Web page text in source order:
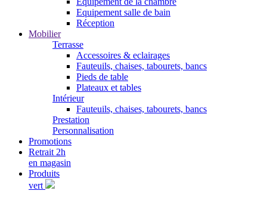
Equipement salle de bain
Réception
Mobilier
Terrasse
Accessoires & eclairages
Fauteuils, chaises, tabourets, bancs
Pieds de table
Plateaux et tables
Intérieur
Fauteuils, chaises, tabourets, bancs
Prestation
Personnalisation
Promotions
Retrait 2h
en magasin
Produits
vert